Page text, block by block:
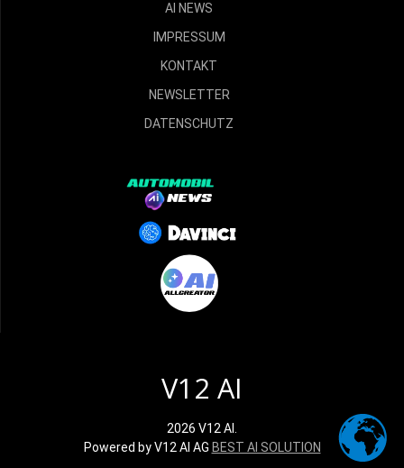
AI NEWS
IMPRESSUM
KONTAKT
NEWSLETTER
DATENSCHUTZ
V12 AI
2026 V12 AI.
Powered by V12 AI AG BEST AI SOLUTION